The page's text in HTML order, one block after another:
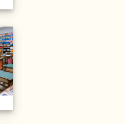
20211206校內語文競賽